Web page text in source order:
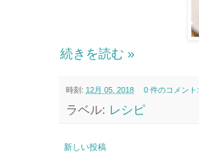
続きを読む »
時刻: 12月 05, 2018 0 件のコメント:
ラベル: レシピ
新しい投稿